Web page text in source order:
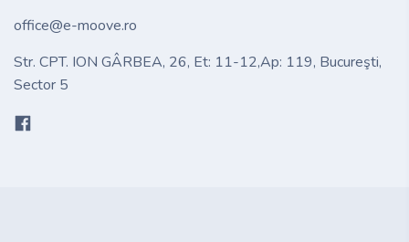
office@e-moove.ro
Str. CPT. ION GÂRBEA, 26, Et: 11-12,Ap: 119, Bucureşti,
Sector 5